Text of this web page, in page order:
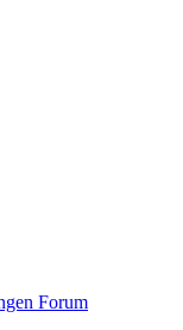
Forum